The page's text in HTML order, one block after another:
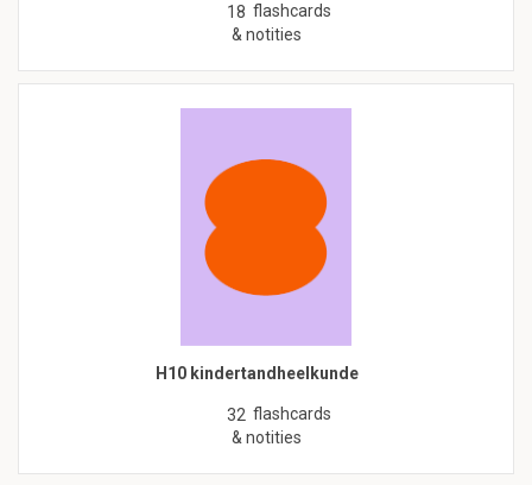
18 flashcards
& notities
H10 kindertandheelkunde
32 flashcards
& notities